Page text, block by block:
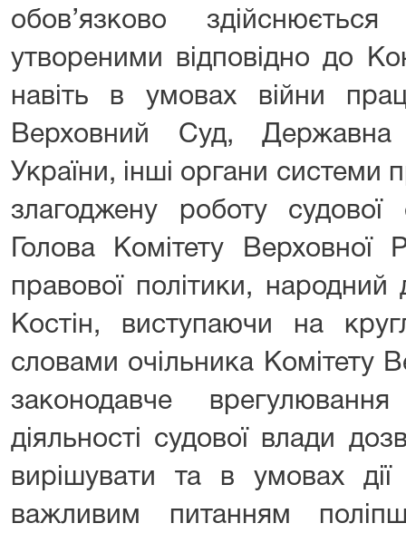
обов’язково
утвореними відповідно до
навіть в умовах війни
Верховний Суд, Державна
України, інші органи системи
злагоджену роботу
Голова Комітету
правової політики, народний
Костін, виступаючи на
словами очільника Комітету
законодавче
діяльності судової влади
вирішувати та в умовах
важливим питанням